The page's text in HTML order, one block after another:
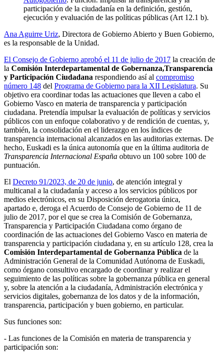
participación de la ciudadanía en la definición, gestión,
ejecución y evaluación de las políticas públicas (Art 12.1 b).
Ana Aguirre Uriz, Directora de Gobierno Abierto y Buen Gobierno,
es la responsable de la Unidad.
El Consejo de Gobierno aprobó el 11 de julio de 2017 la creación de
la Comisión Interdepartamental de Gobernanza,Transparencia
y Participación Ciudadana respondiendo así al compromiso
número 148 del Programa de Gobierno para la XII Legislatura. Su
objetivo era coordinar todas las actuaciones que lleven a cabo el
Gobierno Vasco en materia de transparencia y participación
ciudadana. Pretendía impulsar la evaluación de políticas y servicios
públicos con un enfoque colaborativo y de rendición de cuentas, y,
también, la consolidación en el liderazgo en los índices de
transparencia internacional alcanzados en las auditorias externas. De
hecho, Euskadi es la única autonomía que en la última auditoria de
Transparencia Internacional España obtuvo un 100 sobre 100 de
puntuación.
El Decreto 91/2023, de 20 de junio, de atención integral y
multicanal a la ciudadanía y acceso a los servicios públicos por
medios electrónicos, en su Disposición derogatoria única,
apartado e, deroga el Acuerdo de Consejo de Gobierno de 11 de
julio de 2017, por el que se crea la Comisión de Gobernanza,
Transparencia y Participación Ciudadana como órgano de
coordinación de las actuaciones del Gobierno Vasco en materia de
transparencia y participación ciudadana y, en su artículo 128, crea la
Comisión Interdepartamental de Gobernanza Pública de la
Administración General de la Comunidad Autónoma de Euskadi,
como órgano consultivo encargado de coordinar y realizar el
seguimiento de las políticas sobre la gobernanza pública en general
y, sobre la atención a la ciudadanía, Administración electrónica y
servicios digitales, gobernanza de los datos y de la información,
transparencia, participación y buen gobierno, en particular.
Sus funciones son:
- Las funciones de la Comisión en materia de transparencia y
participación son: